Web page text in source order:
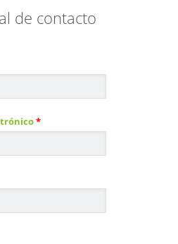
de contacto
*